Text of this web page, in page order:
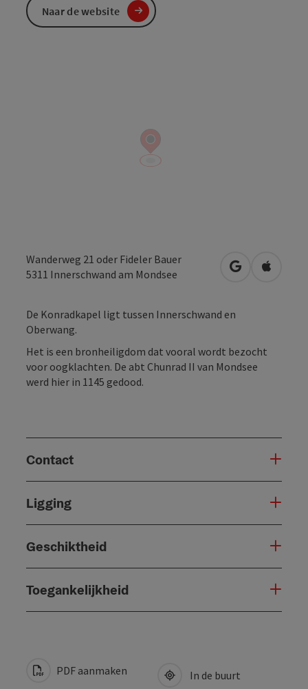
Wanderweg 21 oder Fideler Bauer
5311 Innerschwand am Mondsee Openen in
De Konradkapel ligt tussen Innerschwand en
Oberwang.
Het is een bronheiligdom dat vooral wordt bezocht
voor oogklachten. De abt Chunrad II van Mondsee
werd hier in 1145 gedood.
Contact
Ligging
Geschiktheid
Toegankelijkheid
Naar de website
PDF aanmaken In de buurt